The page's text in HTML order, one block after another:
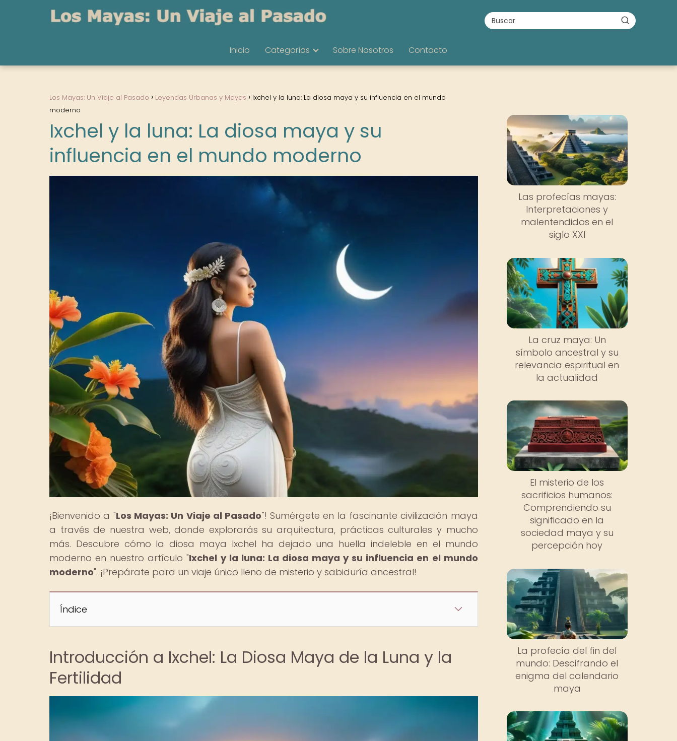
Inicio Categorías Sobre Nosotros Contacto
Los Mayas: Un Viaje al Pasado Leyendas Urbanas y Mayas
Ixchel y la luna: La diosa maya y su influencia en el mundo
moderno
Ixchel y la luna: La diosa maya y su
influencia en el mundo moderno
¡Bienvenido a "Los Mayas: Un Viaje al Pasado"! Sumérgete en la fascinante civilización maya
a través de nuestra web, donde explorarás su arquitectura, prácticas culturales y mucho
más. Descubre cómo la diosa maya Ixchel ha dejado una huella indeleble en el mundo
moderno en nuestro artículo "Ixchel y la luna: La diosa maya y su influencia en el mundo
moderno". ¡Prepárate para un viaje único lleno de misterio y sabiduría ancestral!
Índice
Introducción a Ixchel: La Diosa Maya de la Luna y la
Fertilidad
Las profecías mayas:
Interpretaciones y
malentendidos en el
siglo XXI
La cruz maya: Un
símbolo ancestral y su
relevancia espiritual en
la actualidad
El misterio de los
sacrificios humanos:
Comprendiendo su
significado en la
sociedad maya y su
percepción hoy
La profecía del fin del
mundo: Descifrando el
enigma del calendario
maya